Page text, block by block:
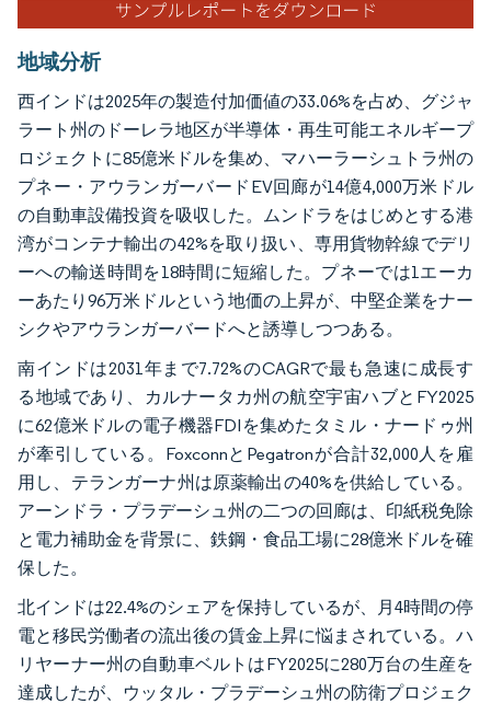
地域分析
西インドは2025年の製造付加価値の33.06%を占め、グジャ
ラート州のドーレラ地区が半導体・再生可能エネルギープ
ロジェクトに85億米ドルを集め、マハーラーシュトラ州の
プネー・アウランガーバードEV回廊が14億4,000万米ドル
の自動車設備投資を吸収した。ムンドラをはじめとする港
湾がコンテナ輸出の42%を取り扱い、専用貨物幹線でデリ
ーへの輸送時間を18時間に短縮した。プネーでは1エーカ
ーあたり96万米ドルという地価の上昇が、中堅企業をナー
シクやアウランガーバードへと誘導しつつある。
南インドは2031年まで7.72%のCAGRで最も急速に成長す
る地域であり、カルナータカ州の航空宇宙ハブとFY2025
に62億米ドルの電子機器FDIを集めたタミル・ナードゥ州
が牽引している。FoxconnとPegatronが合計32,000人を雇
用し、テランガーナ州は原薬輸出の40%を供給している。
アーンドラ・プラデーシュ州の二つの回廊は、印紙税免除
と電力補助金を背景に、鉄鋼・食品工場に28億米ドルを確
保した。
北インドは22.4%のシェアを保持しているが、月4時間の停
電と移民労働者の流出後の賃金上昇に悩まされている。ハ
リヤーナー州の自動車ベルトはFY2025に280万台の生産を
達成したが、ウッタル・プラデーシュ州の防衛プロジェク